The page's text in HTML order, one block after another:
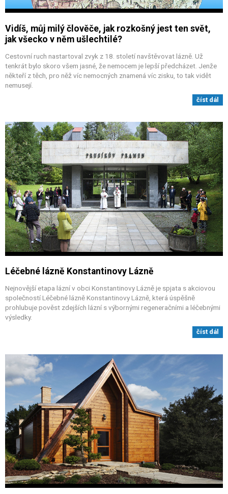
Vidíš, můj milý člověče, jak rozkošný jest ten svět,
jak všecko v něm ušlechtilé?
Cestovní ruch nastartoval zvyk z 18. století navštěvovat lázně. Už
tenkrát bylo skoro všem jasné, že nemocem je lepší předcházet. Jenže
někteří z těch, pro něž víc nemocných znamená víc zisku, to tak vidět
nemusejí.
číst dál
Léčebné lázně Konstantinovy Lázně
Nejnovější etapa lázní v obci Konstantinovy Lázně je spjata s akciovou
společností Léčebné lázně Konstantinovy Lázně, která úspěšně
prohlubuje pověst zdejších lázní s výbornými regeneračními a léčebnými
výsledky.
číst dál